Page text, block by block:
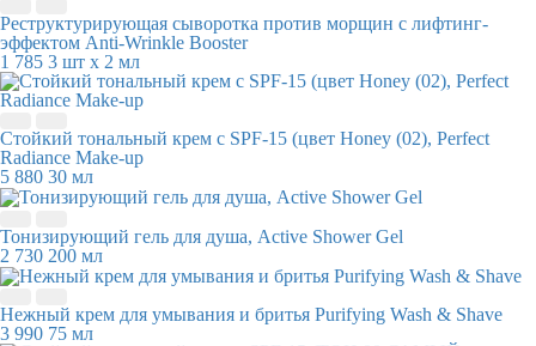
Реструктурирующая сыворотка против морщин с лифтинг-
эффектом Anti-Wrinkle Booster
1 785 3 шт х 2 мл
Стойкий тональный крем с SPF-15 (цвет Honey (02), Perfect
Radiance Make-up
5 880 30 мл
Тонизирующий гель для душа, Active Shower Gel
2 730 200 мл
Нежный крем для умывания и бритья Purifying Wash & Shave
3 990 75 мл